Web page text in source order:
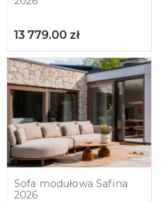
13 779.00 zł
Sofa modułowa Safina
2026